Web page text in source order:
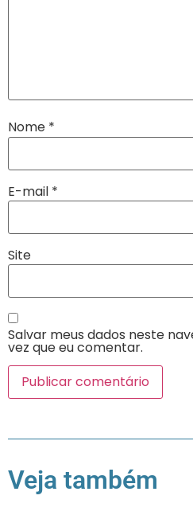
Nome *
E-mail *
Site
Salvar meus dados neste
vez que eu comentar.
Veja também